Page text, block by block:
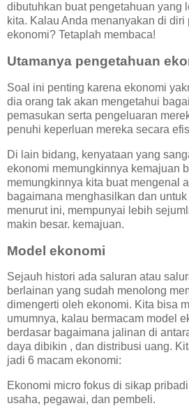
dibutuhkan buat pengetahuan yang
kita. Kalau Anda menanyakan di
ekonomi? Tetaplah membaca!
Utamanya pengetahuan
Soal ini penting karena ekonomi
dia orang tak akan mengetahui
pemasukan serta pengeluaran
penuhi keperluan mereka secara
Di lain bidang, kenyataan yang
ekonomi memungkinnya kemajuan
memungkinnya kita buat mengenal
bagaimana menghasilkan dan
menurut ini, mempunyai lebih
makin besar. kemajuan.
Model ekonomi
Sejauh histori ada saluran atau
berlainan yang sudah menolong
dimengerti oleh ekonomi. Kita bisa
umumnya, kalau bermacam model
berdasar bagaimana jalinan di
daya dibikin , dan distribusi uang.
jadi 6 macam ekonomi:
Ekonomi micro fokus di sikap
usaha, pegawai, dan pembeli.